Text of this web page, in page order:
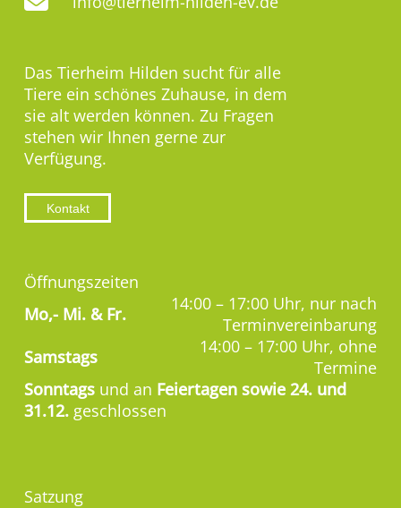
Das Tierheim Hilden sucht für alle
Tiere ein schönes Zuhause, in dem
sie alt werden können. Zu Fragen
stehen wir Ihnen gerne zur
Verfügung.
Kontakt
Öffnungszeiten
Mo,- Mi. & Fr.
14:00 – 17:00 Uhr, nur nach
Terminvereinbarung
Samstags
14:00 – 17:00 Uhr, ohne
Termine
Sonntags und an Feiertagen sowie 24. und
31.12. geschlossen
Satzung